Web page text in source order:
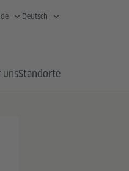
Deutsch
unsStandorte